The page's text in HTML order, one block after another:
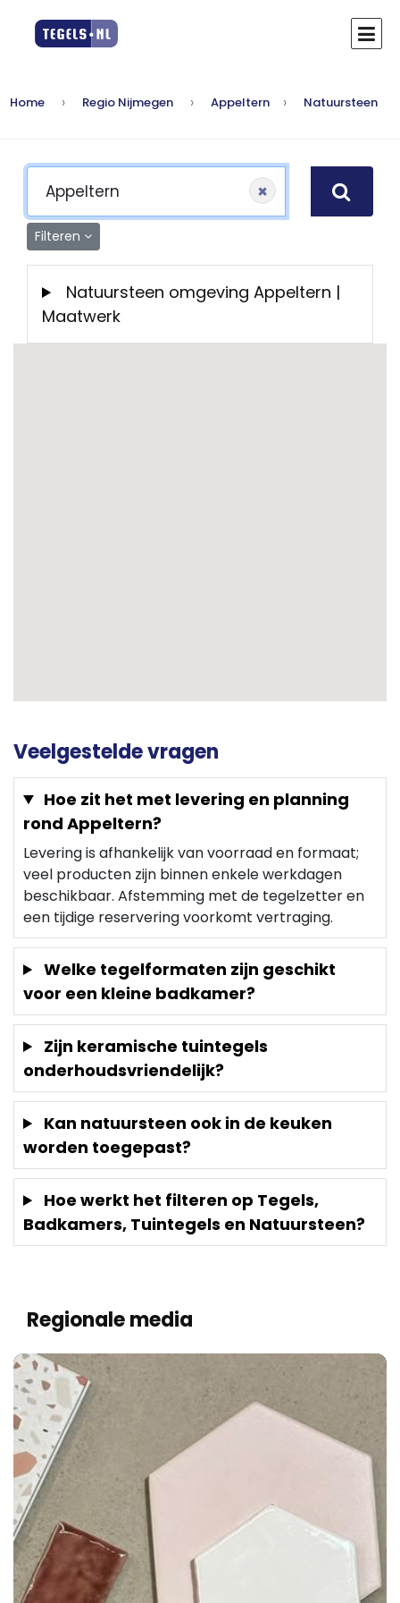
Home Regio Nijmegen Appeltern Natuursteen
×
Filteren
Natuursteen omgeving Appeltern |
Maatwerk
Veelgestelde vragen
Hoe zit het met levering en planning
rond Appeltern?
Levering is afhankelijk van voorraad en formaat;
veel producten zijn binnen enkele werkdagen
beschikbaar. Afstemming met de tegelzetter en
een tijdige reservering voorkomt vertraging.
Welke tegelformaten zijn geschikt
voor een kleine badkamer?
Zijn keramische tuintegels
onderhoudsvriendelijk?
Kan natuursteen ook in de keuken
worden toegepast?
Hoe werkt het filteren op Tegels,
Badkamers, Tuintegels en Natuursteen?
Regionale media